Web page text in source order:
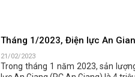
Tháng 1/2023, Điện lực An
21/02/2023
Trong tháng 1 năm 2023, sản